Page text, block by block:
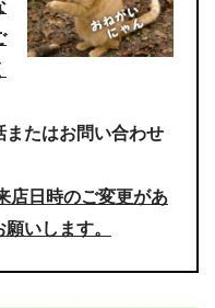
またはお問い合わせ
店日時のご変更があ
いします。